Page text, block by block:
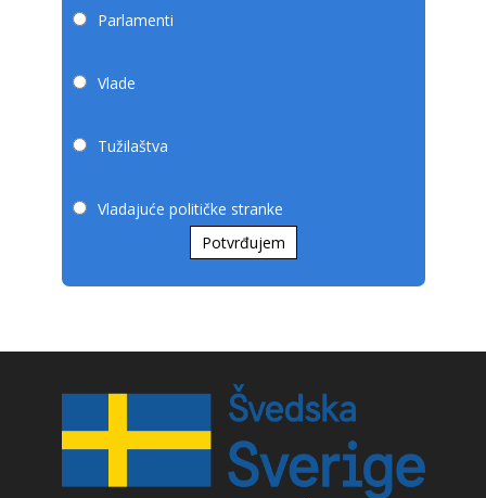
Parlamenti
Vlade
Tužilaštva
Vladajuće političke stranke
Potvrđujem